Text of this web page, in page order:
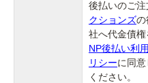
後払いのご注
クションズの
社へ代金債権
NP後払い利
リシーに同
ください。